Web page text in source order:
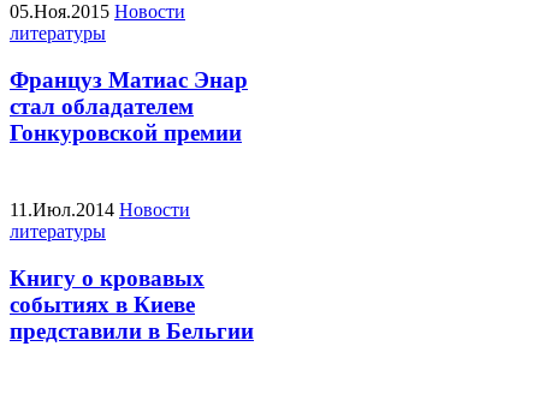
05.Ноя.2015 Новости
литературы
Француз Матиас Энар
стал обладателем
Гонкуровской премии
11.Июл.2014 Новости
литературы
Книгу о кровавых
событиях в Киеве
представили в Бельгии